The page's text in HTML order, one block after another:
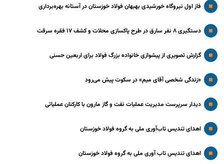
فاز اول نیروگاه خورشیدی بهبهان فولاد خوزستان در آستانه بهره‌برداری
دستگیری ۸ نفر سارق در طرح پاکسازی محلات و کشف ۱۷ فقره سرقت
گزارش تصویری از پیشوازی خانواده بزرگ فولاد برای اربعین حسنی
«زندگی شخصی آقای میم» در سکوت پیش می‌رود
دیدار سرپرست مدیریت عملیات نفت و گاز مارون با کارکنان عملیاتی
اهدای تندیس تاب‌آوری ملی به گروه فولاد خوزستان
اهدای تندیس تاب آوری ملی به گروه فولاد خوزستان